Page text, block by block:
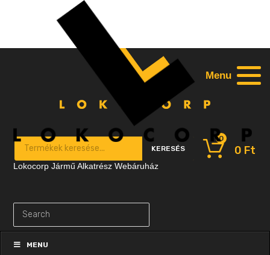
Products search
KERESÉS 0 Ft
0
to
contentMENU
Lokocorp Jármű Alkatrész Webáruház
Menu